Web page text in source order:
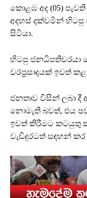
කොළඹ අද (05)
අදහස් දක්වමින් හිටපු
සිටියා.
හිටපු ජනධිපතිවරයා
වරප්‍රසාදයක් ඉවත්
ජනතාව විසින් ලබා දී
නොමැති බවත්, එය
ඉවත් කිරීමට කටයුතු
වැඩිදුරටත් සඳහන්